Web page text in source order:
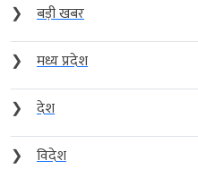
❯
बड़ी खबर
❯
मध्य प्रदेश
❯
देश
❯
विदेश